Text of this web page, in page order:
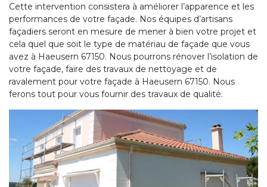
Cette intervention consistera à améliorer l’apparence et les
performances de votre façade. Nos équipes d’artisans
façadiers seront en mesure de mener à bien votre projet et
cela quel que soit le type de matériau de façade que vous
avez à Haeusern 67150. Nous pourrons rénover l’isolation de
votre façade, faire des travaux de nettoyage et de
ravalement pour votre façade à Haeusern 67150. Nous
ferons tout pour vous fournir des travaux de qualité.